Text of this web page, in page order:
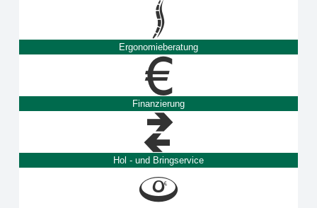
Ergonomieberatung
Finanzierung
Hol - und Bringservice